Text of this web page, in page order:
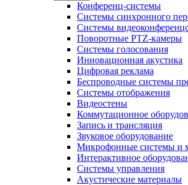
Конференц-системы
Системы синхронного
Системы
Поворотные PTZ-камеры
Системы голосования
Инновационная акустика
Цифровая реклама
Беспроводные системы
Системы отображения
Видеостены
Коммутационное
Запись и трансляция
Звуковое оборудование
Микрофонные системы и
Интерактивное
Системы управления
Акустические материалы